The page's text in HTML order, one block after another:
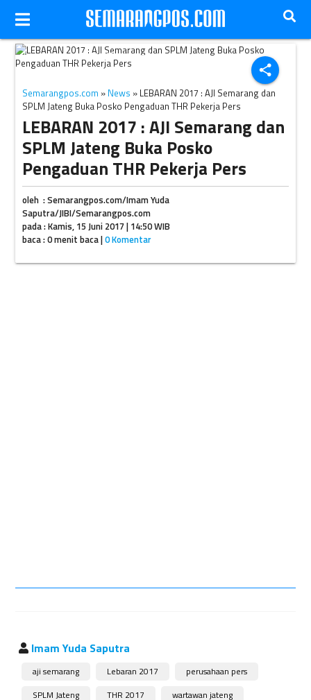
share
Ilustrasi uang THR. (JIBI/Harian Jogja/Antara)
Semarangpos.com » News » LEBARAN 2017 : AJI Semarang dan
SPLM Jateng Buka Posko Pengaduan THR Pekerja Pers
LEBARAN 2017 : AJI Semarang dan
SPLM Jateng Buka Posko
Pengaduan THR Pekerja Pers
oleh : Semarangpos.com/Imam Yuda
Saputra/JIBI/Semarangpos.com
pada : Kamis, 15 Juni 2017 | 14:50 WIB
baca : 0 menit baca |0 Komentar
Imam Yuda Saputra
aji semarang Lebaran 2017
perusahaan pers
SPLM Jateng
THR 2017 wartawan jateng